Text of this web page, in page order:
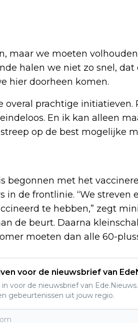
maar we moeten
halen we niet zo snel,
hier doorheen komen.
overal prachtige initiatieven.
En ik kan alleen
op de best mogelijke
begonnen met het
in de frontlinie. “We streven
te hebben,” zegt
de beurt. Daarna
moeten dan alle 60-
voor de nieuwsbrief van
in voor de nieuwsbrief van
gebeurtenissen uit jouw regio.